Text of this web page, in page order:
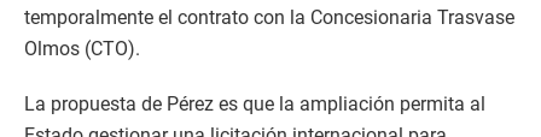
temporalmente el contrato con la Concesionaria Trasvase
Olmos (CTO).
La propuesta de Pérez es que la ampliación permita al